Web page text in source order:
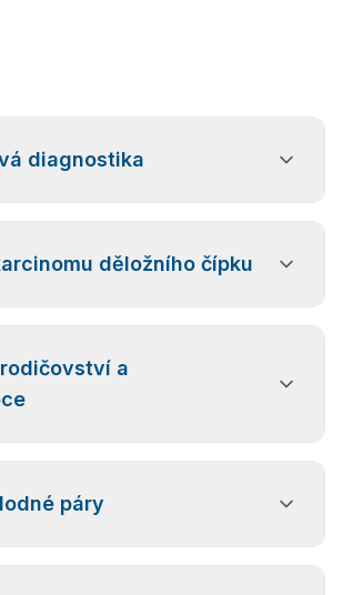
diagnostika
ve spolupráci s akreditovanou
děložního čípku
infekcí.
a
včetně diagnostiky trombofilních
páry